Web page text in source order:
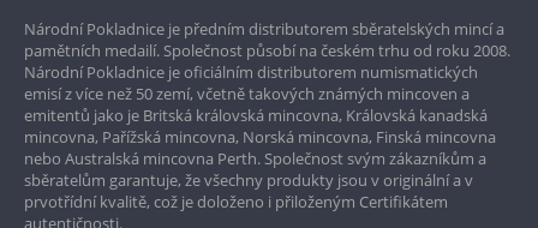
Garance nejvyšší kvality
Pouze originální produkty
Národní Pokladnice je předním distributorem sběratelských mincí a
pamětních medailí. Společnost působí na českém trhu od roku 2008.
Národní Pokladnice je oficiálním distributorem numismatických
emisí z více než 50 zemí, včetně takových známých mincoven a
emitentů jako je Britská královská mincovna, Královská kanadská
mincovna, Pařížská mincovna, Norská mincovna, Finská mincovna
nebo Australská mincovna Perth. Společnost svým zákazníkům a
sběratelům garantuje, že všechny produkty jsou v originální a v
prvotřídní kvalitě, což je doloženo i přiloženým Certifikátem
autentičnosti.